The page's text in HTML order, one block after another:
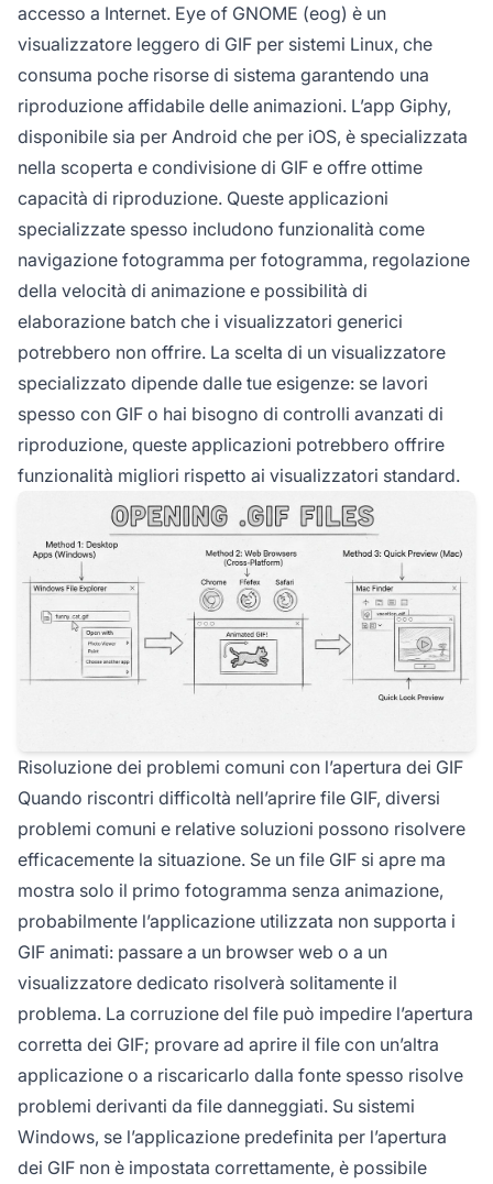
accesso a Internet. Eye of GNOME (eog) è un
visualizzatore leggero di GIF per sistemi Linux, che
consuma poche risorse di sistema garantendo una
riproduzione affidabile delle animazioni. L’app Giphy,
disponibile sia per Android che per iOS, è specializzata
nella scoperta e condivisione di GIF e offre ottime
capacità di riproduzione. Queste applicazioni
specializzate spesso includono funzionalità come
navigazione fotogramma per fotogramma, regolazione
della velocità di animazione e possibilità di
elaborazione batch che i visualizzatori generici
potrebbero non offrire. La scelta di un visualizzatore
specializzato dipende dalle tue esigenze: se lavori
spesso con GIF o hai bisogno di controlli avanzati di
riproduzione, queste applicazioni potrebbero offrire
funzionalità migliori rispetto ai visualizzatori standard.
Risoluzione dei problemi comuni con l’apertura dei GIF
Quando riscontri difficoltà nell’aprire file GIF, diversi
problemi comuni e relative soluzioni possono risolvere
efficacemente la situazione. Se un file GIF si apre ma
mostra solo il primo fotogramma senza animazione,
probabilmente l’applicazione utilizzata non supporta i
GIF animati: passare a un browser web o a un
visualizzatore dedicato risolverà solitamente il
problema. La corruzione del file può impedire l’apertura
corretta dei GIF; provare ad aprire il file con un’altra
applicazione o a riscaricarlo dalla fonte spesso risolve
problemi derivanti da file danneggiati. Su sistemi
Windows, se l’applicazione predefinita per l’apertura
dei GIF non è impostata correttamente, è possibile